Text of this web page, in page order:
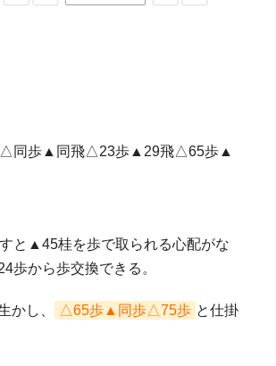
同歩▲同飛△23歩▲29飛△65歩▲
と▲45桂を歩で取られる心配がな
歩から歩交換できる。
かし、 △65歩▲同歩△75歩 と仕掛